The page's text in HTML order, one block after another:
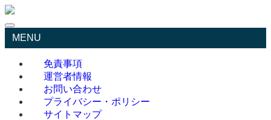
MENU
免責事項
運営者情報
お問い合わせ
プライバシー・ポリシー
サイトマップ